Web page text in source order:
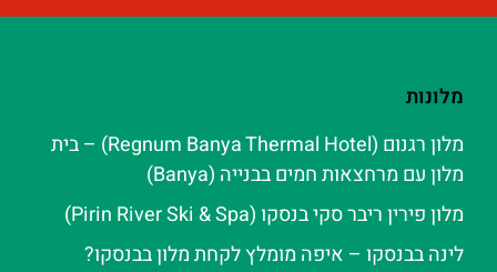
מלונות
מלון רגנום (Regnum Banya Thermal Hotel) – בית
מלון עם מרחצאות חמים בבנייה (Banya)
מלון פירין ריבר סקי בנסקו (Pirin River Ski & Spa‬)
לינה בבנסקו – איפה מומלץ לקחת מלון בבנסקו?